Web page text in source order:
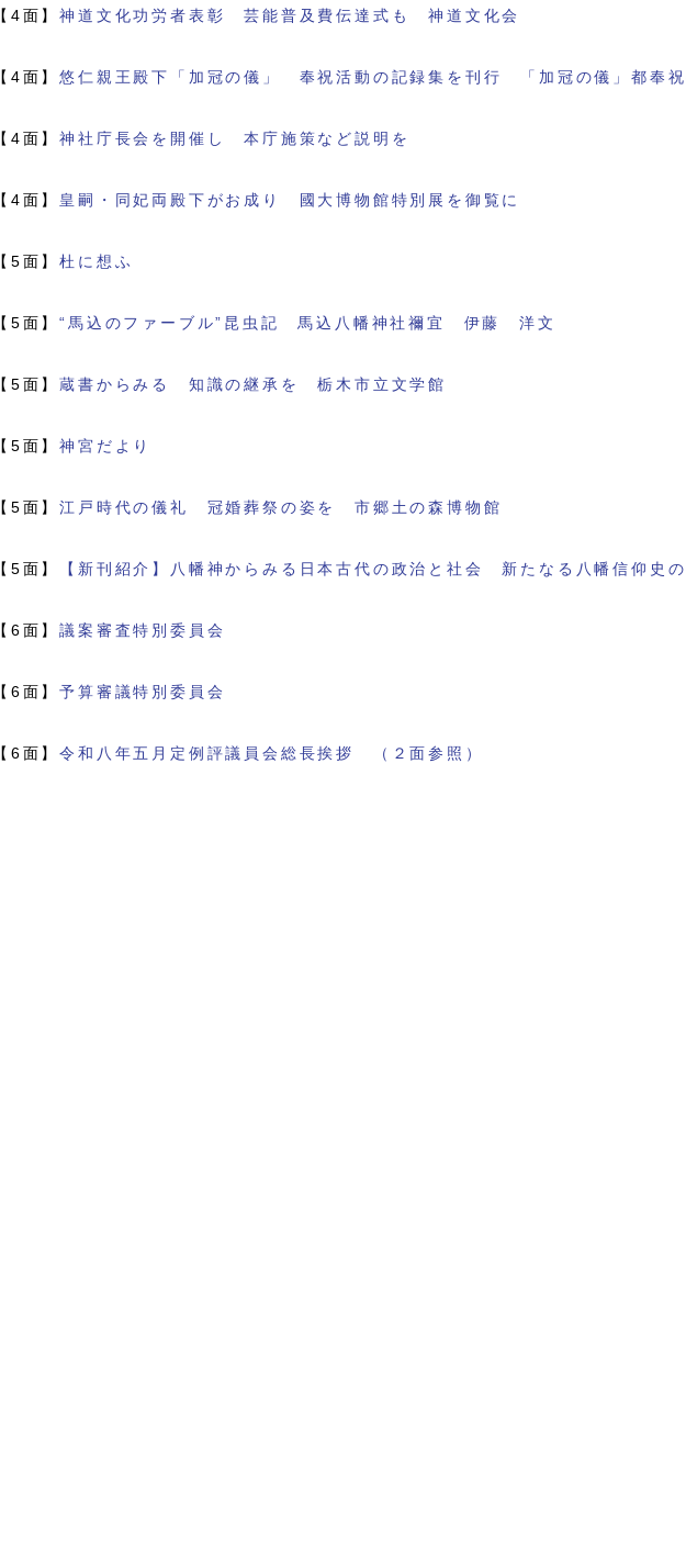
【4面】神道文化功労者表彰 芸能普及費伝達式も 神道文化会
【4面】悠仁親王殿下「加冠の儀」 奉祝活動の記録集を刊行 「加冠の儀」都奉祝
【4面】神社庁長会を開催し 本庁施策など説明を
【4面】 皇嗣・同妃両殿下がお成り 國大博物館特別展を御覧に
【5面】杜に想ふ
【5面】“馬込のファーブル”昆虫記 馬込八幡神社禰宜 伊藤 洋文
【5面】蔵書からみる 知識の継承を 栃木市立文学館
【5面】神宮だより
【5面】江戸時代の儀礼 冠婚葬祭の姿を 市郷土の森博物館
【5面】 【新刊紹介】八幡神からみる日本古代の政治と社会 新たなる八幡信仰史
【6面】議案審査特別委員会
【6面】予算審議特別委員会
【6面】令和八年五月定例評議員会総長挨拶 （２面参照）